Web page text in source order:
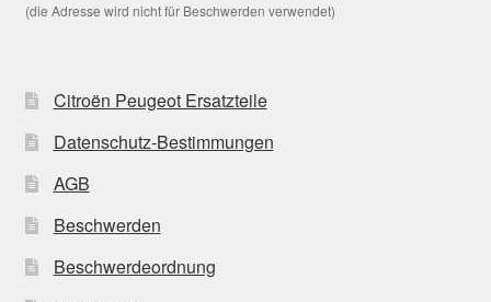
(die Adresse wird nicht für Beschwerden verwendet)
Citroën Peugeot Ersatzteile
Datenschutz-Bestimmungen
AGB
Beschwerden
Beschwerdeordnung